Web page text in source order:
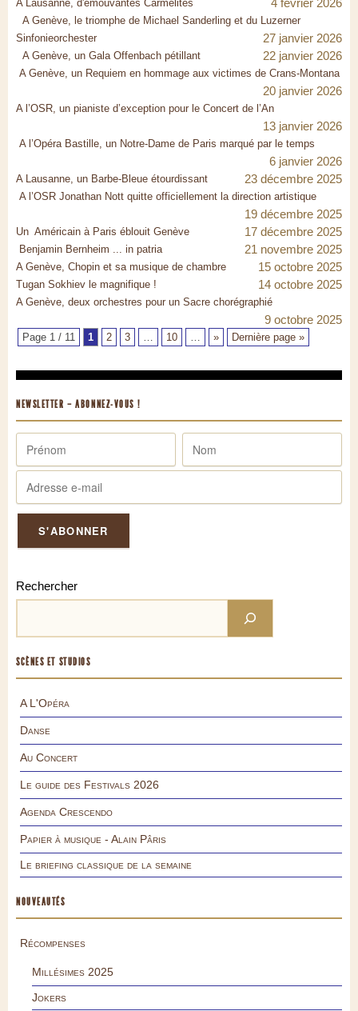
A Lausanne, d'émouvantes Carmélites 4 février 2026
A Genève, le triomphe de Michael Sanderling et du Luzerner
Sinfonieorchester
27 janvier 2026
A Genève, un Gala Offenbach pétillant 22 janvier 2026
A Genève, un Requiem en hommage aux victimes de Crans-Montana
20 janvier 2026
A l’OSR, un pianiste d’exception pour le Concert de l’An
13 janvier 2026
A l’Opéra Bastille, un Notre-Dame de Paris marqué par le temps
6 janvier 2026
A Lausanne, un Barbe-Bleue étourdissant 23 décembre 2025
A l’OSR Jonathan Nott quitte officiellement la direction artistique
19 décembre 2025
Un Américain à Paris éblouit Genève 17 décembre 2025
Benjamin Bernheim ... in patria 21 novembre 2025
A Genève, Chopin et sa musique de chambre 15 octobre 2025
Tugan Sokhiev le magnifique ! 14 octobre 2025
A Genève, deux orchestres pour un Sacre chorégraphié
9 octobre 2025
Page 1 / 11 1 2 3 … 10 … » Dernière page »
NEWSLETTER – ABONNEZ-VOUS !
Rechercher
SCÈNES ET STUDIOS
A L'Opéra
Danse
Au Concert
Le guide des Festivals 2026
Agenda Crescendo
Papier à musique - Alain Pâris
Le briefing classique de la semaine
NOUVEAUTÉS
Récompenses
Millésimes 2025
Jokers